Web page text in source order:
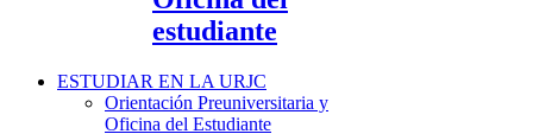
estudiante
ESTUDIAR EN LA URJC
Orientación Preuniversitaria y
Oficina del Estudiante